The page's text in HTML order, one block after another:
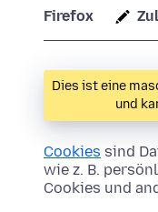
Firefox
Dies ist eine
und
Cookies sind
wie z. B.
Cookies und